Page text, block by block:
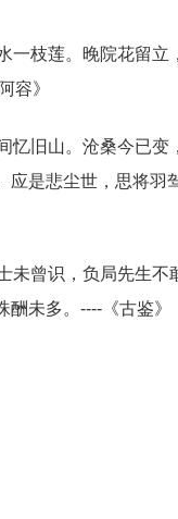
一枝莲。晚院花留立
容》
忆旧山。沧桑今已变
是悲尘世，思将羽
未曾识，负局先生不
未多。----《古鉴》